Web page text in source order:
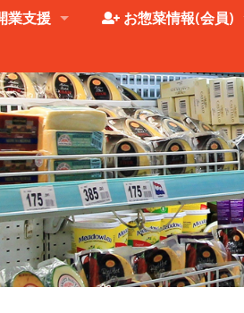
業支援 お惣菜情報(会員)